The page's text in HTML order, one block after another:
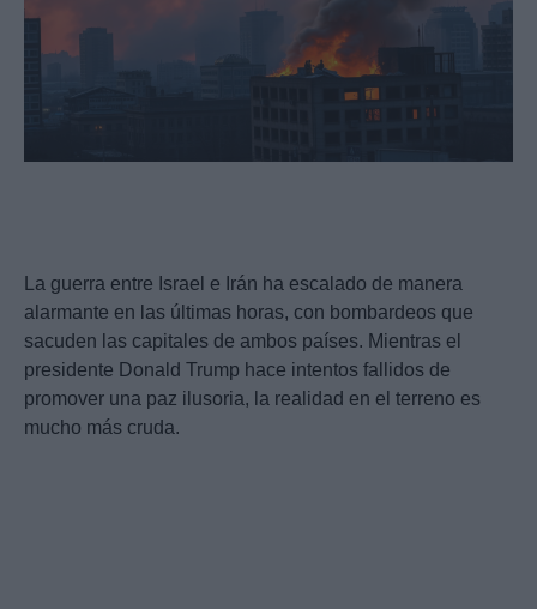
La guerra entre Israel e Irán ha escalado de manera
alarmante en las últimas horas, con bombardeos que
sacuden las capitales de ambos países. Mientras el
presidente Donald Trump hace intentos fallidos de
promover una paz ilusoria, la realidad en el terreno es
mucho más cruda.